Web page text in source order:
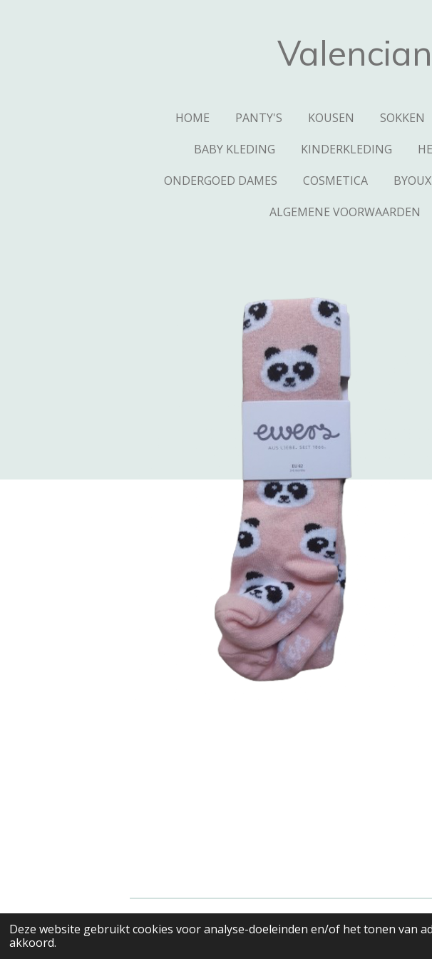
Deze website gebruikt cookies voor analyse-doeleinden en/of het tonen van
akkoord.
HOME PANTY'S KOUSEN SOKKEN
BABY KLEDING
KINDERKLEDING
ONDERGOED DAMES
COSMETICA BYOUX
ALGEMENE VOORWAARDEN
© 2022 - 2026 Valenciana's merkkleding